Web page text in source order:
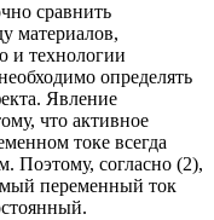
сравнить
материалов,
и технологии
определять
Явление
что активное
токе всегда
Поэтому, согласно (2),
переменный ток